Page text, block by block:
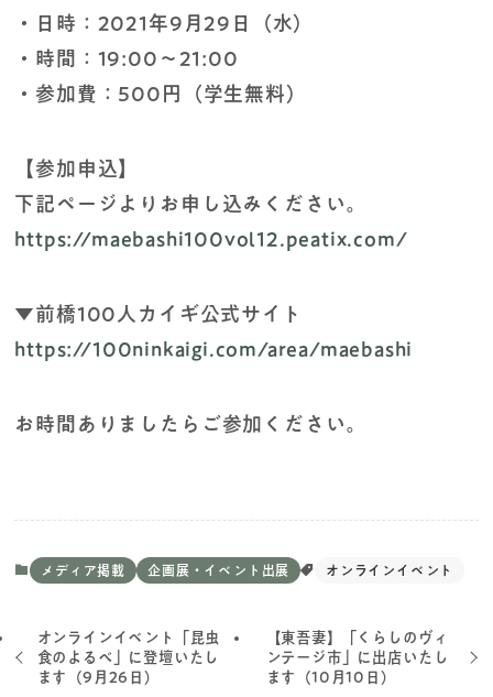
・日時：2021年9月29日（水）
・時間：19:00～21:00
・参加費：500円（学生無料）
【参加申込】
下記ページよりお申し込みください。
https://maebashi100vol12.peatix.com/
▼前橋100人カイギ公式サイト
https://100ninkaigi.com/area/maebashi
お時間ありましたらご参加ください。
メディア掲載 企画展・イベント出展 オンラインイベント
オンラインイベント「昆虫
食のよるべ」に登壇いたし
ます（9月26日）
【東吾妻】「くらしのヴィ
ンテージ市」に出店いたし
ます（10月10日）